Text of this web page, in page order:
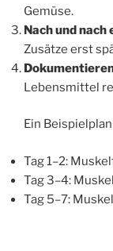
Gemüse.
Nach und
Zusätze erst
Lebensmittel
Ein
Tag 1–2:
Tag 3–4:
Tag 5–7: